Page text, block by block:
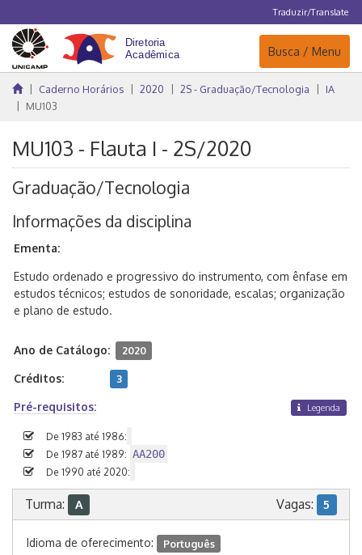
Traduzir/Translate
Navegação
Busca / Menu
Caderno Horários 2020 2S - Graduação/Tecnologia
IA
MU103
MU103 - Flauta I - 2S/2020
Graduação/Tecnologia
Informações da disciplina
Ementa:
Estudo ordenado e progressivo do instrumento, com ênfase em
estudos técnicos; estudos de sonoridade, escalas; organização
e plano de estudo.
Ano de Catálogo: 2020
Créditos: 3
Pré-requisitos: Legenda
De 1983 até 1986:
De 1987 até 1989: AA200
De 1990 até 2020:
Turma: A Vagas: 5
Idioma de oferecimento: Português